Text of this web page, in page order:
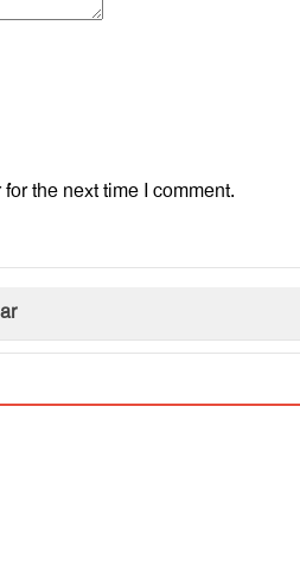
the next time I comment.